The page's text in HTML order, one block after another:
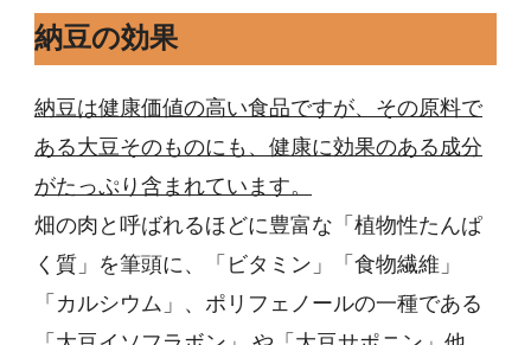
納豆の効果
納豆は健康価値の高い食品ですが、その原料で
ある大豆そのものにも、健康に効果のある成分
がたっぷり含まれています。
畑の肉と呼ばれるほどに豊富な「植物性たんぱ
く質」を筆頭に、「ビタミン」「食物繊維」
「カルシウム」、ポリフェノールの一種である